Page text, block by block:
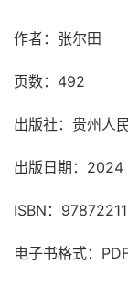
作者：张尔田
页数：492
出版社：贵州人
出版日期：2024
ISBN：
电子书格式：